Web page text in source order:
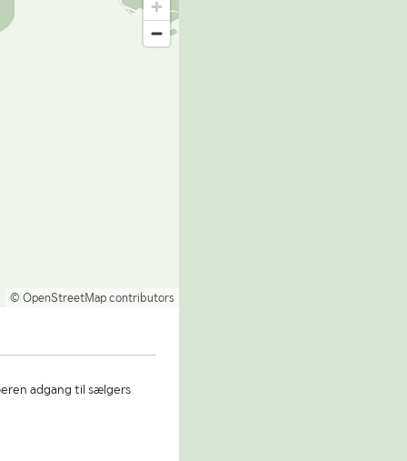
© OpenStreetMap contributors
adgang til sælgers